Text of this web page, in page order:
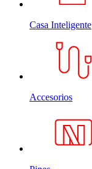
Casa Inteligente
Accesorios